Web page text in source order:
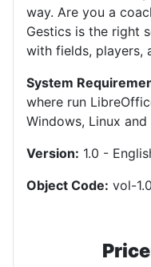
way. Are you a
Gestics is the right
with fields, players,
System
where run
Windows, Linux and
Version: 1.0 -
Object Code: vol-